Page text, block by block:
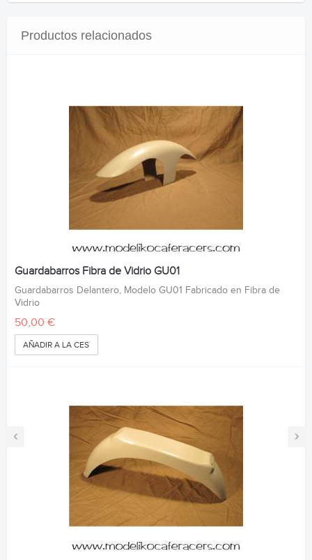
Productos relacionados
‹ ›
Guardabarros Fibra de Vidrio GU01
Guardabarros Delantero, Modelo GU01 Fabricado en Fibra de
Vidrio
50,00 €
AÑADIR A LA CESTA